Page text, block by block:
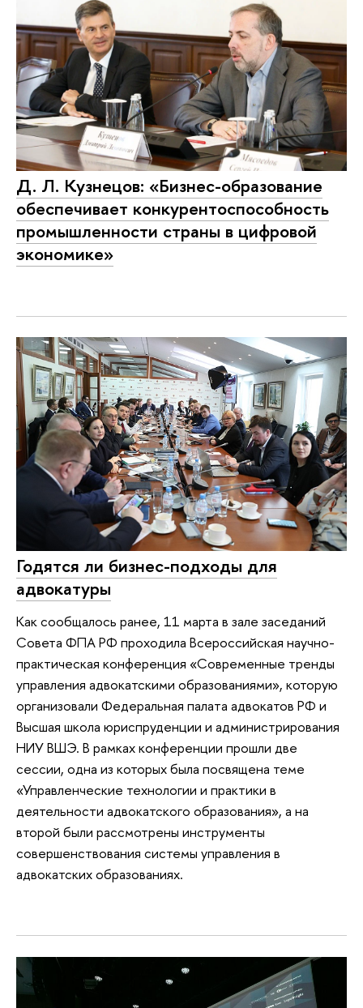
Д. Л. Кузнецов: «Бизнес-образование
обеспечивает конкурентоспособность
промышленности страны в цифровой
экономике»
Годятся ли бизнес-подходы для
адвокатуры
Как сообщалось ранее, 11 марта в зале заседаний
Совета ФПА РФ проходила Всероссийская научно-
практическая конференция «Современные тренды
управления адвокатскими образованиями», которую
организовали Федеральная палата адвокатов РФ и
Высшая школа юриспруденции и администрирования
НИУ ВШЭ. В рамках конференции прошли две
сессии, одна из которых была посвящена теме
«Управленческие технологии и практики в
деятельности адвокатского образования», а на
второй были рассмотрены инструменты
совершенствования системы управления в
адвокатских образованиях.